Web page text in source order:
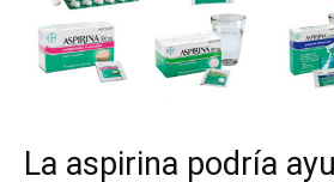
La aspirina podría